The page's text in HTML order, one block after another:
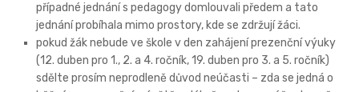
případné jednání s pedagogy domlouvali předem a tato
jednání probíhala mimo prostory, kde se zdržují žáci.
pokud žák nebude ve škole v den zahájení prezenční výuky
(12. duben pro 1., 2. a 4. ročník, 19. duben pro 3. a 5. ročník)
sdělte prosím neprodleně důvod neúčasti – zda se jedná o